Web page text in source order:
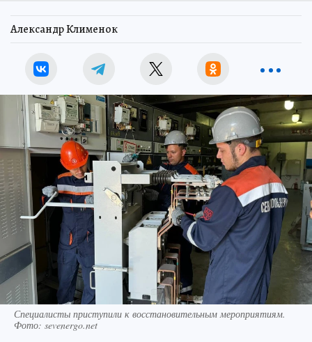
Александр Клименок
Специалисты приступили к восстановительным мероприятиям.
Фото: sevenergo.net